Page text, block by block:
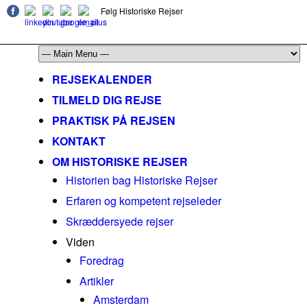
Følg Historiske Rejser
REJSEKALENDER
TILMELD DIG REJSE
PRAKTISK PÅ REJSEN
KONTAKT
OM HISTORISKE REJSER
Historien bag Historiske Rejser
Erfaren og kompetent rejseleder
Skræddersyede rejser
Viden
Foredrag
Artikler
Amsterdam